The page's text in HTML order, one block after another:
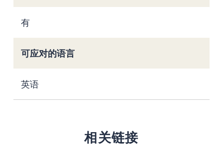
有
可应对的语言
英语
相关链接